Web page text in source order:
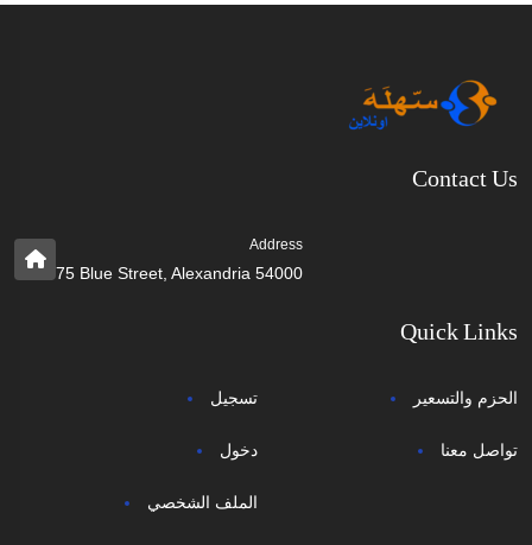
Contact Us
Address
75 Blue Street, Alexandria 54000
Quick Links
تسجيل
دخول
الملف الشخصي
الحزم والتسعير
تواصل معنا